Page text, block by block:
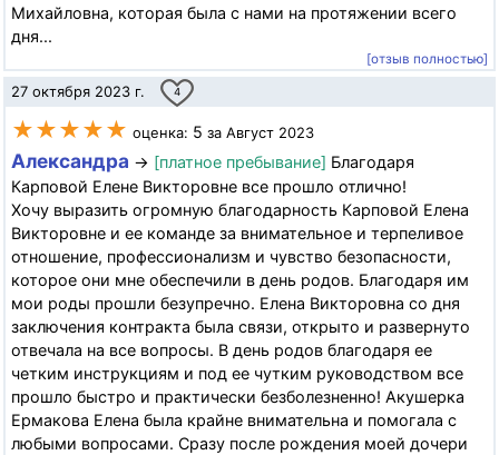
Михайловна, которая была с нами на протяжении всего
дня...
[отзыв полностью]
27 октября 2023 г. 4
★★★★★ оценка: 5 за Август 2023
Александра → [платное пребывание] Благодаря
Карповой Елене Викторовне все прошло отлично!
Хочу выразить огромную благодарность Карповой Елена
Викторовне и ее команде за внимательное и терпеливое
отношение, профессионализм и чувство безопасности,
которое они мне обеспечили в день родов. Благодаря им
мои роды прошли безупречно. Елена Викторовна со дня
заключения контракта была связи, открыто и развернуто
отвечала на все вопросы. В день родов благодаря ее
четким инструкциям и под ее чутким руководством все
прошло быстро и практически безболезненно! Акушерка
Ермакова Елена была крайне внимательна и помогала с
любыми вопросами. Сразу после рождения моей дочери